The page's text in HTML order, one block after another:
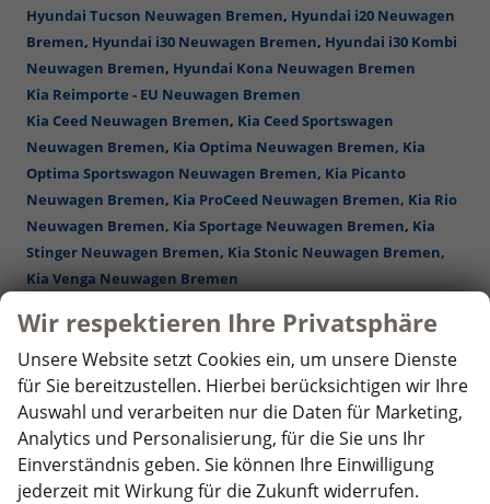
Hyundai Tucson Neuwagen Bremen, Hyundai i20 Neuwagen
Bremen, Hyundai i30 Neuwagen Bremen, Hyundai i30 Kombi
Neuwagen Bremen, Hyundai Kona Neuwagen Bremen
Kia Reimporte - EU Neuwagen Bremen
Kia Ceed Neuwagen Bremen, Kia Ceed Sportswagen
Neuwagen Bremen, Kia Optima Neuwagen Bremen, Kia
Optima Sportswagon Neuwagen Bremen, Kia Picanto
Neuwagen Bremen, Kia ProCeed Neuwagen Bremen, Kia Rio
Neuwagen Bremen, Kia Sportage Neuwagen Bremen, Kia
Stinger Neuwagen Bremen, Kia Stonic Neuwagen Bremen,
Kia Venga Neuwagen Bremen
Nissan Reimporte - EU Neuwagen Bremen
Opel Reimporte - EU Neuwagen Bremen
Peugeot Reimporte - EU Neuwagen Bremen
Renault Reimporte - EU Neuwagen Bremen
Seat Reimporte - EU Neuwagen Bremen
Seat Alhambra Neuwagen Bremen,Seat Arona Combi
Neuwagen Bremen , Seat Ateca Neuwagen Bremen,Seat
Wir respektieren Ihre Privatsphäre
Unsere Website setzt Cookies ein, um unsere Dienste
für Sie bereitzustellen. Hierbei berücksichtigen wir Ihre
Auswahl und verarbeiten nur die Daten für Marketing,
Analytics und Personalisierung, für die Sie uns Ihr
Einverständnis geben. Sie können Ihre Einwilligung
jederzeit mit Wirkung für die Zukunft widerrufen.